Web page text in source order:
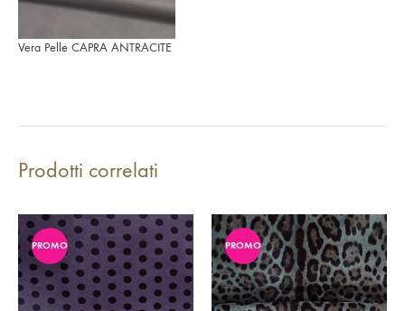
Vera Pelle CAPRA ANTRACITE
Prodotti correlati
PROMO PROMO